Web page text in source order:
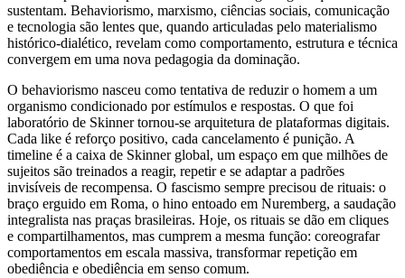
sustentam. Behaviorismo, marxismo, ciências sociais, comunicação
e tecnologia são lentes que, quando articuladas pelo materialismo
histórico-dialético, revelam como comportamento, estrutura e técnica
convergem em uma nova pedagogia da dominação.
O behaviorismo nasceu como tentativa de reduzir o homem a um
organismo condicionado por estímulos e respostas. O que foi
laboratório de Skinner tornou-se arquitetura de plataformas digitais.
Cada like é reforço positivo, cada cancelamento é punição. A
timeline é a caixa de Skinner global, um espaço em que milhões de
sujeitos são treinados a reagir, repetir e se adaptar a padrões
invisíveis de recompensa. O fascismo sempre precisou de rituais: o
braço erguido em Roma, o hino entoado em Nuremberg, a saudação
integralista nas praças brasileiras. Hoje, os rituais se dão em cliques
e compartilhamentos, mas cumprem a mesma função: coreografar
comportamentos em escala massiva, transformar repetição em
obediência e obediência em senso comum.